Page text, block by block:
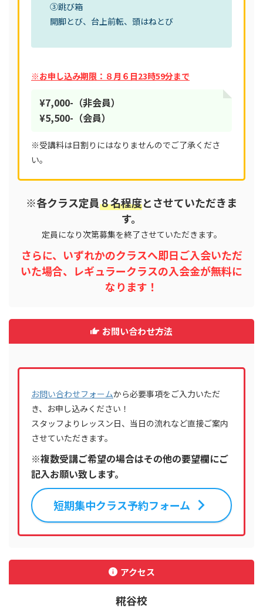
③跳び箱
開脚とび、台上前転、頭はねとび
※お申し込み期限：８月６日23時59分まで
¥7,000-（非会員）
¥5,500-（会員）
※受講料は日割りにはなりませんのでご了承くださ
い。
※各クラス定員８名程度とさせていただきま
す。
定員になり次第募集を終了させていただきます。
さらに、いずれかのクラスへ即日ご入会いただ
いた場合、レギュラークラスの入会金が無料に
なります！
お問い合わせ方法
お問い合わせフォームから必要事項をご入力いただ
き、お申し込みください！
スタッフよりレッスン日、当日の流れなど直接ご案内
させていただきます。
※複数受講ご希望の場合はその他の要望欄にご
記入お願い致します。
短期集中クラス予約フォーム
アクセス
糀谷校